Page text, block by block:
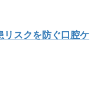
リスクを防ぐ口腔ケ